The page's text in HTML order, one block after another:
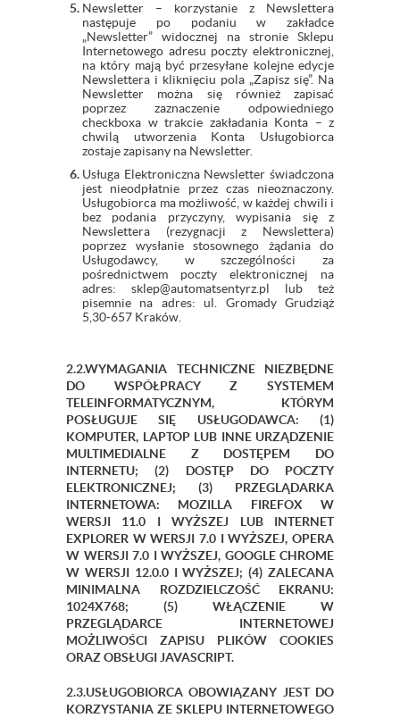
Newsletter – korzystanie z Newslettera
następuje po podaniu w zakładce
„Newsletter” widocznej na stronie Sklepu
Internetowego adresu poczty elektronicznej,
na który mają być przesyłane kolejne edycje
Newslettera i kliknięciu pola „Zapisz się”. Na
Newsletter można się również zapisać
poprzez zaznaczenie odpowiedniego
checkboxa w trakcie zakładania Konta – z
chwilą utworzenia Konta Usługobiorca
zostaje zapisany na Newsletter.
Usługa Elektroniczna Newsletter świadczona
jest nieodpłatnie przez czas nieoznaczony.
Usługobiorca ma możliwość, w każdej chwili i
bez podania przyczyny, wypisania się z
Newslettera (rezygnacji z Newslettera)
poprzez wysłanie stosownego żądania do
Usługodawcy, w szczególności za
pośrednictwem poczty elektronicznej na
adres: sklep@automatsentyrz.pl lub też
pisemnie na adres: ul. Gromady Grudziąż
5,30-657 Kraków.
2.2.WYMAGANIA TECHNICZNE NIEZBĘDNE
DO WSPÓŁPRACY Z SYSTEMEM
TELEINFORMATYCZNYM, KTÓRYM
POSŁUGUJE SIĘ USŁUGODAWCA: (1)
KOMPUTER, LAPTOP LUB INNE URZĄDZENIE
MULTIMEDIALNE Z DOSTĘPEM DO
INTERNETU; (2) DOSTĘP DO POCZTY
ELEKTRONICZNEJ; (3) PRZEGLĄDARKA
INTERNETOWA: MOZILLA FIREFOX W
WERSJI 11.0 I WYŻSZEJ LUB INTERNET
EXPLORER W WERSJI 7.0 I WYŻSZEJ, OPERA
W WERSJI 7.0 I WYŻSZEJ, GOOGLE CHROME
W WERSJI 12.0.0 I WYŻSZEJ; (4) ZALECANA
MINIMALNA ROZDZIELCZOŚĆ EKRANU:
1024X768; (5) WŁĄCZENIE W
PRZEGLĄDARCE INTERNETOWEJ
MOŻLIWOŚCI ZAPISU PLIKÓW COOKIES
ORAZ OBSŁUGI JAVASCRIPT.
2.3.USŁUGOBIORCA OBOWIĄZANY JEST DO
KORZYSTANIA ZE SKLEPU INTERNETOWEGO